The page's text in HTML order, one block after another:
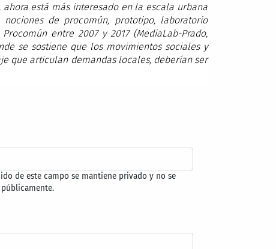
está más interesado en la escala urbana
de procomún, prototipo, laboratorio
entre 2007 y 2017 (MediaLab-Prado,
se sostiene que los movimientos sociales y
que articulan demandas locales, deberían ser
de este campo se mantiene privado y no se